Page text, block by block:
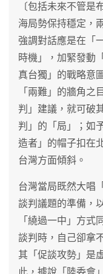
〔包括未來不管是
海局勢保持穩定，
強調對話應是在「
時機」，加緊發動
真台獨」的戰略意
「兩難」的牆角
判」建議，就可破
判」的「局」；如
造者」的帽子扣在
台灣方面傾斜。
台灣當局既然大唱
談判議題的準備，
「繞過一中」方式
談判時，自己卻拿
其「促談攻勢」是